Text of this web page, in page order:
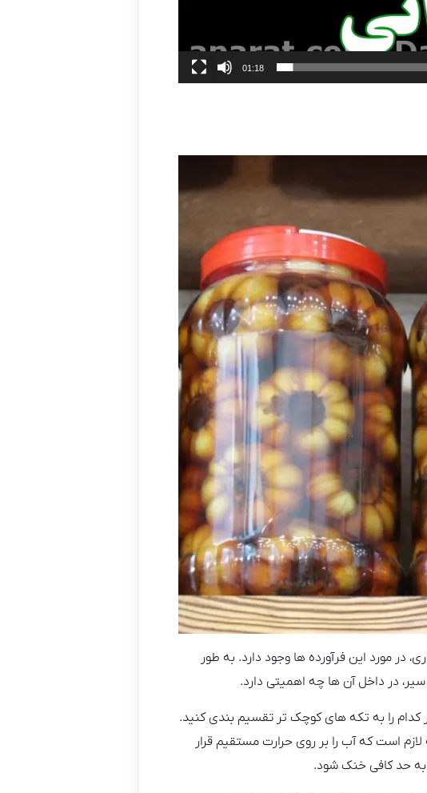
01:18
در مورد این فرآورده ها وجود دارد. به طور
در داخل آن ها چه اهمیتی دارد.
کدام را به تکه های کوچک تر تقسیم بندی کنید.
لازم است که آب را بر روی حرارت مستقیم قرار
حد کافی خنک شود.